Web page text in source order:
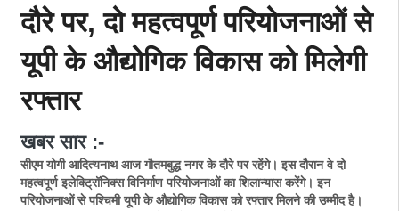
दौरे पर, दो महत्वपूर्ण परियोजनाओं से
यूपी के औद्योगिक विकास को मिलेगी
रफ्तार
खबर सार :-
सीएम योगी आदित्यनाथ आज गौतमबुद्ध नगर के दौरे पर रहेंगे। इस दौरान वे दो
महत्वपूर्ण इलेक्ट्रिाॅनिक्स विनिर्माण परियोजनाओं का शिलान्यास करेंगे। इन
परियोजनाओं से पश्चिमी यूपी के औद्योगिक विकास को रफ्तार मिलने की उम्मीद है।